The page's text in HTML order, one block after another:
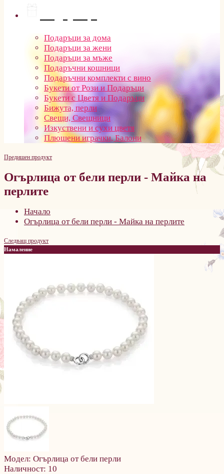
Подаръци за дома
Подаръци за жени
Подаръци за мъже
Подаръчни кошници
Подаръчни комплекти с вино
Букети от Рози и Подаръци
Букети с Цветя и Подаръци
Бижута, перли
Свещи, Свещници
Изкуствени и сухи цветя
Плюшени играчки, Балони
Предишен продукт
Огърлица от бели перли - Майка на
перлите
Начало
Огърлица от бели перли - Майка на перлите
Следващ продукт
Намаление
Модел: Огърлица от бели перли
Наличност: 10